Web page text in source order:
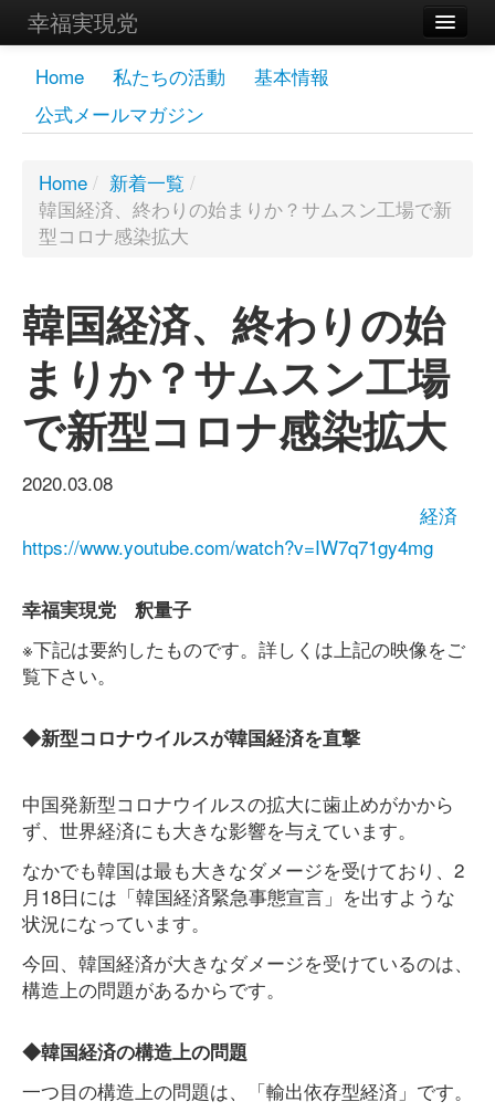
幸福実現党
メンバーズページ
党員
お問い合わせ
Home 私たちの活動
基本情報
公式メールマガジン
Home / 新着一覧 /
韓国経済、終わりの始まりか？サムスン工場で新
型コロナ感染拡大
韓国経済、終わりの始
まりか？サムスン工場
で新型コロナ感染拡大
2020.03.08
経済
https://www.youtube.com/watch?v=IW7q71gy4mg
幸福実現党 釈量子
※下記は要約したものです。詳しくは上記の映像をご
覧下さい。
◆新型コロナウイルスが韓国経済を直撃
中国発新型コロナウイルスの拡大に歯止めがかから
ず、世界経済にも大きな影響を与えています。
なかでも韓国は最も大きなダメージを受けており、2
月18日には「韓国経済緊急事態宣言」を出すような
状況になっています。
今回、韓国経済が大きなダメージを受けているのは、
構造上の問題があるからです。
◆韓国経済の構造上の問題
一つ目の構造上の問題は、「輸出依存型経済」です。